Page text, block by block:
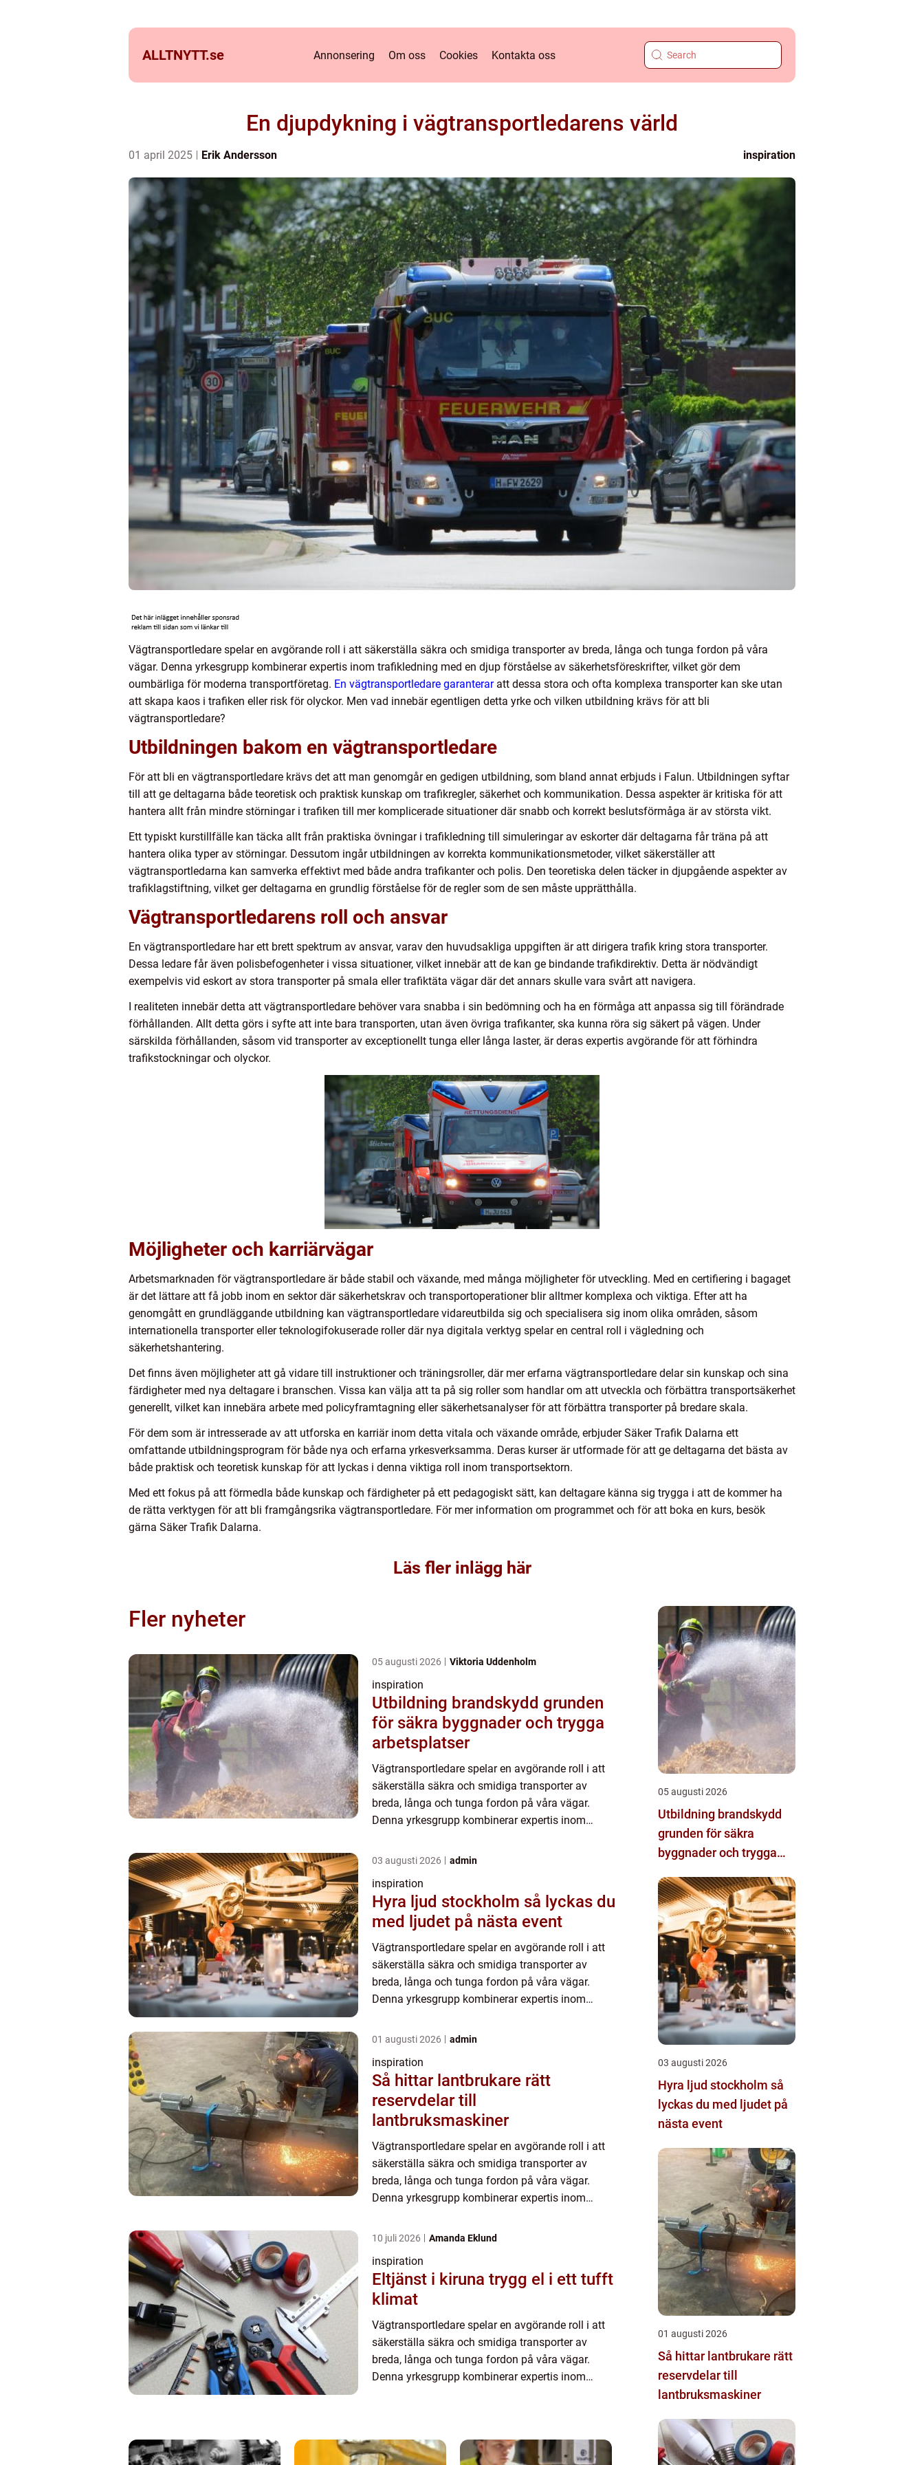
ALLTNYTT.se Annonsering Om oss Cookies Kontakta oss
En djupdykning i vägtransportledarens värld
01 april 2025 Erik Andersson inspiration
Vägtransportledare spelar en avgörande roll i att säkerställa säkra och smidiga transporter av breda, långa och tunga fordon på våra
vägar. Denna yrkesgrupp kombinerar expertis inom trafikledning med en djup förståelse av säkerhetsföreskrifter, vilket gör dem
oumbärliga för moderna transportföretag. En vägtransportledare garanteraratt dessa stora och ofta komplexa transporter kan ske utan
att skapa kaos i trafiken eller risk för olyckor. Men vad innebär egentligen detta yrke och vilken utbildning krävs för att bli
vägtransportledare?
Utbildningen bakom en vägtransportledare
För att bli en vägtransportledare krävs det att man genomgår en gedigen utbildning, som bland annat erbjuds i Falun. Utbildningen syftar
till att ge deltagarna både teoretisk och praktisk kunskap om trafikregler, säkerhet och kommunikation. Dessa aspekter är kritiska för att
hantera allt från mindre störningar i trafiken till mer komplicerade situationer där snabb och korrekt beslutsförmåga är av största vikt.
Ett typiskt kurstillfälle kan täcka allt från praktiska övningar i trafikledning till simuleringar av eskorter där deltagarna får träna på att
hantera olika typer av störningar. Dessutom ingår utbildningen av korrekta kommunikationsmetoder, vilket säkerställer att
vägtransportledarna kan samverka effektivt med både andra trafikanter och polis. Den teoretiska delen täcker in djupgående aspekter av
trafiklagstiftning, vilket ger deltagarna en grundlig förståelse för de regler som de sen måste upprätthålla.
Vägtransportledarens roll och ansvar
En vägtransportledare har ett brett spektrum av ansvar, varav den huvudsakliga uppgiften är att dirigera trafik kring stora transporter.
Dessa ledare får även polisbefogenheter i vissa situationer, vilket innebär att de kan ge bindande trafikdirektiv. Detta är nödvändigt
exempelvis vid eskort av stora transporter på smala eller trafiktäta vägar där det annars skulle vara svårt att navigera.
I realiteten innebär detta att vägtransportledare behöver vara snabba i sin bedömning och ha en förmåga att anpassa sig till förändrade
förhållanden. Allt detta görs i syfte att inte bara transporten, utan även övriga trafikanter, ska kunna röra sig säkert på vägen. Under
särskilda förhållanden, såsom vid transporter av exceptionellt tunga eller långa laster, är deras expertis avgörande för att förhindra
trafikstockningar och olyckor.
Möjligheter och karriärvägar
Arbetsmarknaden för vägtransportledare är både stabil och växande, med många möjligheter för utveckling. Med en certifiering i bagaget
är det lättare att få jobb inom en sektor där säkerhetskrav och transportoperationer blir alltmer komplexa och viktiga. Efter att ha
genomgått en grundläggande utbildning kan vägtransportledare vidareutbilda sig och specialisera sig inom olika områden, såsom
internationella transporter eller teknologifokuserade roller där nya digitala verktyg spelar en central roll i vägledning och
säkerhetshantering.
Det finns även möjligheter att gå vidare till instruktioner och träningsroller, där mer erfarna vägtransportledare delar sin kunskap och sina
färdigheter med nya deltagare i branschen. Vissa kan välja att ta på sig roller som handlar om att utveckla och förbättra transportsäkerhet
generellt, vilket kan innebära arbete med policyframtagning eller säkerhetsanalyser för att förbättra transporter på bredare skala.
För dem som är intresserade av att utforska en karriär inom detta vitala och växande område, erbjuder Säker Trafik Dalarna ett
omfattande utbildningsprogram för både nya och erfarna yrkesverksamma. Deras kurser är utformade för att ge deltagarna det bästa av
både praktisk och teoretisk kunskap för att lyckas i denna viktiga roll inom transportsektorn.
Med ett fokus på att förmedla både kunskap och färdigheter på ett pedagogiskt sätt, kan deltagare känna sig trygga i att de kommer ha
de rätta verktygen för att bli framgångsrika vägtransportledare. För mer information om programmet och för att boka en kurs, besök
gärna Säker Trafik Dalarna.
Läs fler inlägg här
Fler nyheter
05 augusti 2026 Viktoria Uddenholm
inspiration
Utbildning brandskydd grunden
för säkra byggnader och trygga
arbetsplatser
Vägtransportledare spelar en avgörande roll i att
säkerställa säkra och smidiga transporter av
breda, långa och tunga fordon på våra vägar.
Denna yrkesgrupp kombinerar expertis inom
03 augusti 2026 admin
inspiration
Hyra ljud stockholm så lyckas du
med ljudet på nästa event
Vägtransportledare spelar en avgörande roll i att
säkerställa säkra och smidiga transporter av
breda, långa och tunga fordon på våra vägar.
Denna yrkesgrupp kombinerar expertis inom
01 augusti 2026 admin
inspiration
Så hittar lantbrukare rätt
reservdelar till
lantbruksmaskiner
Vägtransportledare spelar en avgörande roll i att
säkerställa säkra och smidiga transporter av
breda, långa och tunga fordon på våra vägar.
Denna yrkesgrupp kombinerar expertis inom
10 juli 2026 Amanda Eklund
inspiration
Eltjänst i kiruna trygg el i ett tufft
klimat
Vägtransportledare spelar en avgörande roll i att
säkerställa säkra och smidiga transporter av
breda, långa och tunga fordon på våra vägar.
Denna yrkesgrupp kombinerar expertis inom
05 augusti 2026
Utbildning brandskydd
grunden för säkra
byggnader och trygga
03 augusti 2026
Hyra ljud stockholm så
lyckas du med ljudet på
nästa event
01 augusti 2026
Så hittar lantbrukare rätt
reservdelar till
lantbruksmaskiner